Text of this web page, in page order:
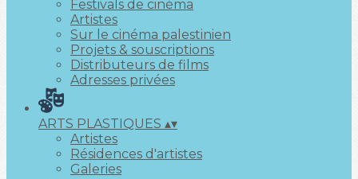
Festivals de cinéma
Artistes
Sur le cinéma palestinien
Projets & souscriptions
Distributeurs de films
Adresses privées
ARTS PLASTIQUES ▴▾
Artistes
Résidences d'artistes
Galeries